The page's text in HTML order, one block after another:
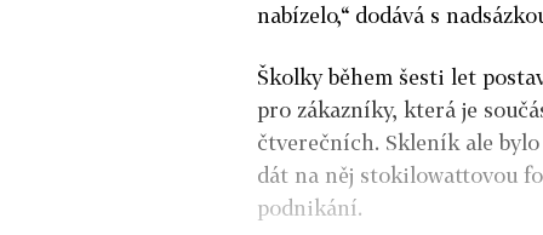
nabízelo,“ dodává s
Školky během šesti let
pro zákazníky, která je
čtverečních. Skleník ale
dát na něj stokilowattovou
podnikání.